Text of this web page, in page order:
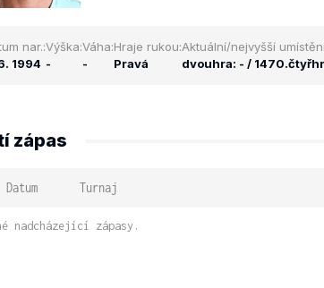
nar.:
1994
Výška:
-
Váha:
-
Hraje rukou:
Pravá
Aktuální/nejvyšší
dvouhra: - / 1470.
zápas
Datum Turnaj
nadcházející zápasy.